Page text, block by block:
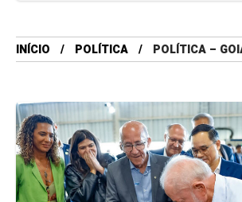
INÍCIO POLÍTICA POLÍTICA –